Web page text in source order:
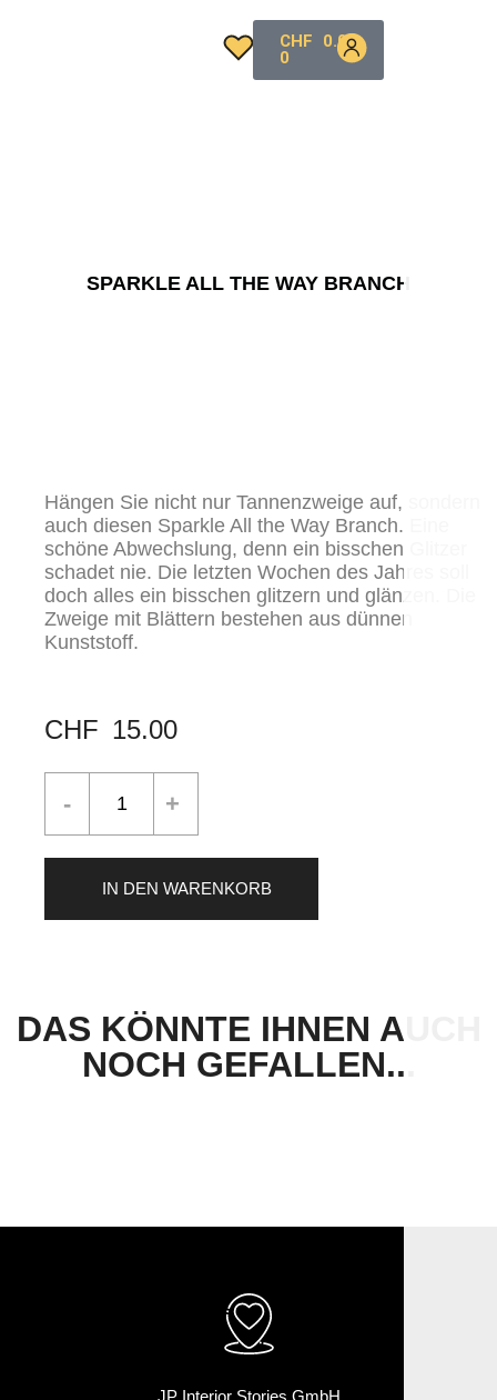
CHF
0.00
0
SPARKLE ALL THE WAY BRANCH
Hängen Sie nicht nur Tannenzweige auf, sondern
auch diesen Sparkle All the Way Branch. Eine
schöne Abwechslung, denn ein bisschen Glitzer
schadet nie. Die letzten Wochen des Jahres soll
doch alles ein bisschen glitzern und glänzen. Die
Zweige mit Blättern bestehen aus dünnen
Kunststoff.
CHF 15.00
IN DEN WARENKORB
DAS KÖNNTE IHNEN AUCH
NOCH GEFALLEN...
JP Interior Stories GmbH